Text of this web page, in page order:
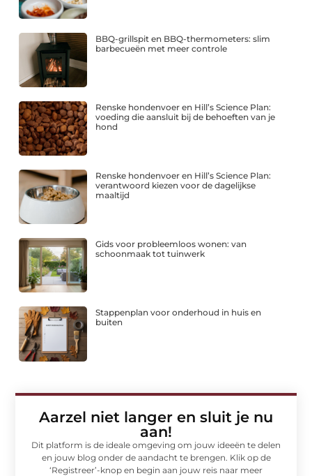
BBQ-grillspit en BBQ-thermometers: slim
barbecueën met meer controle
Renske hondenvoer en Hill’s Science Plan:
voeding die aansluit bij de behoeften van je
hond
Renske hondenvoer en Hill’s Science Plan:
verantwoord kiezen voor de dagelijkse
maaltijd
Gids voor probleemloos wonen: van
schoonmaak tot tuinwerk
Stappenplan voor onderhoud in huis en
buiten
Aarzel niet langer en sluit je nu
aan!
Dit platform is de ideale omgeving om jouw ideeën te delen
en jouw blog onder de aandacht te brengen. Klik op de
‘Registreer’-knop en begin aan jouw reis naar meer